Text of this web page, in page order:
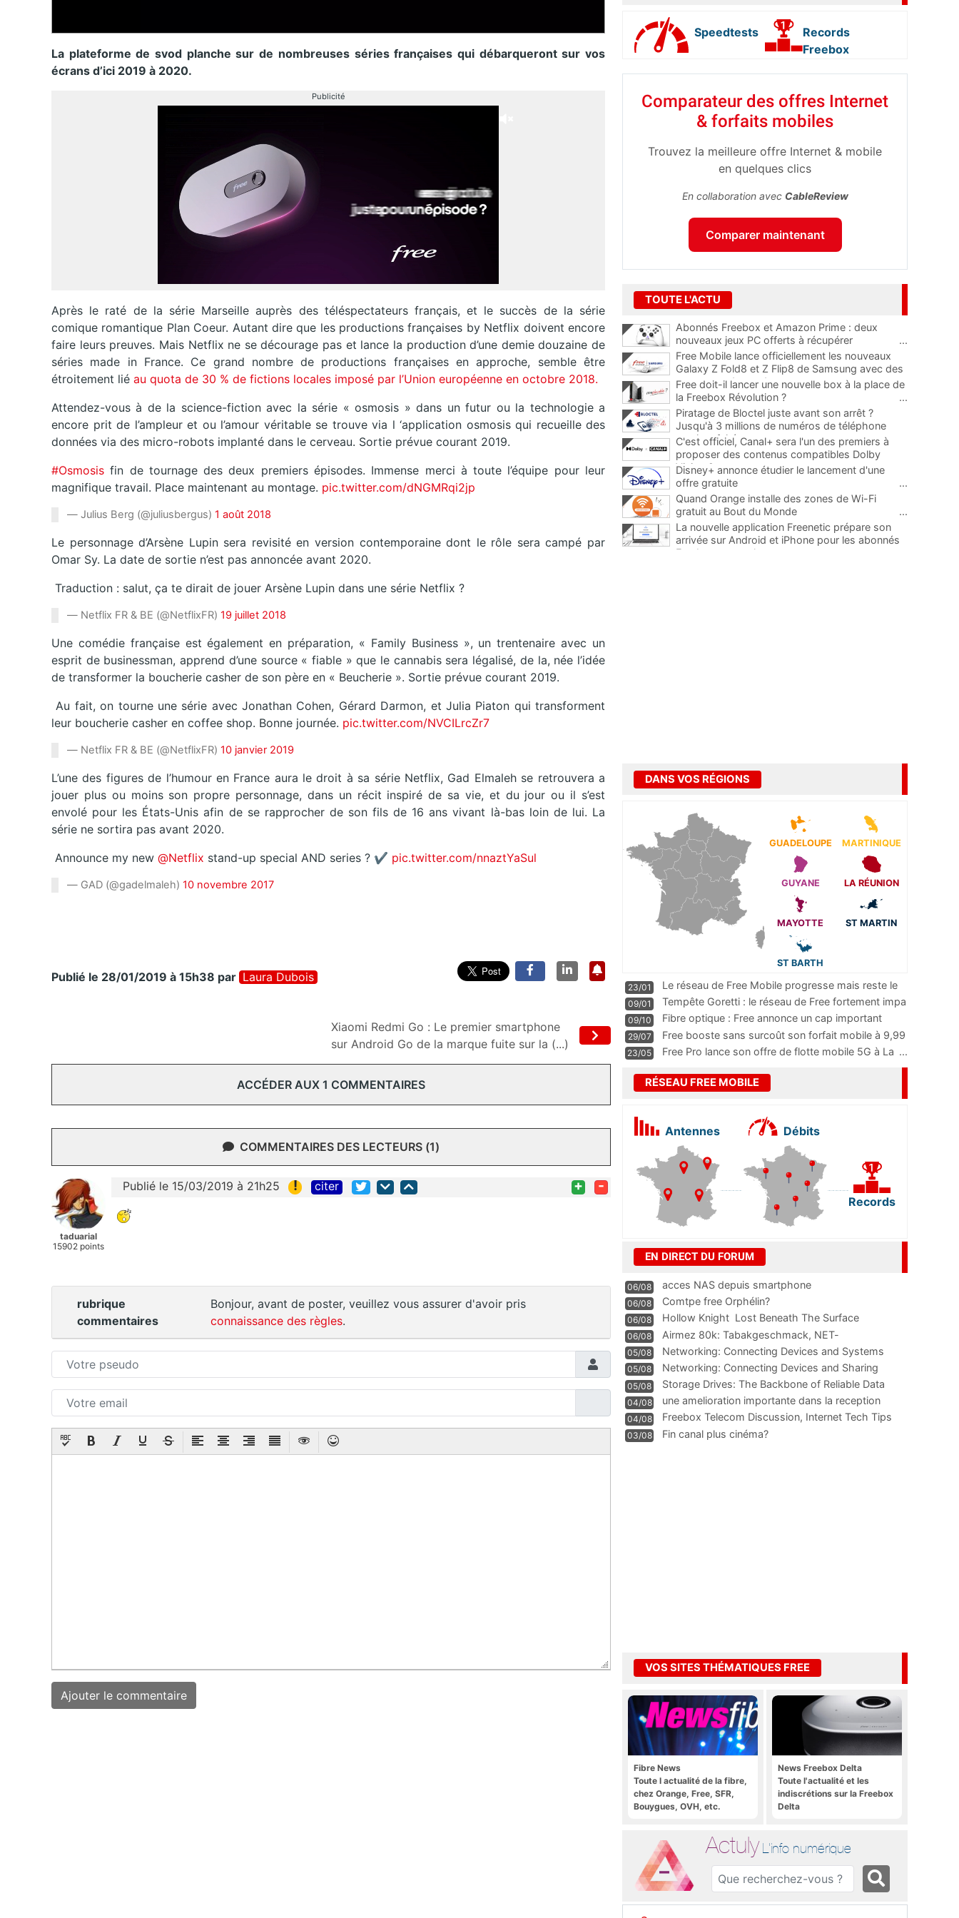
La plateforme de svod planche sur de nombreuses séries françaises qui débarqueront sur vos
écrans d’ici 2019 à 2020.
Publicité
Après le raté de la série Marseille auprès des téléspectateurs français, et le succès de la série
comique romantique Plan Coeur. Autant dire que les productions françaises by Netflix doivent encore
faire leurs preuves. Mais Netflix ne se décourage pas et lance la production d’une demie douzaine de
séries made in France. Ce grand nombre de productions françaises en approche, semble être
étroitement lié au quota de 30 % de fictions locales imposé par l’Union européenne en octobre 2018.
Attendez-vous à de la science-fiction avec la série « osmosis » dans un futur ou la technologie a
encore prit de l’ampleur et ou l’amour véritable se trouve via l ‘application osmosis qui recueille des
données via des micro-robots implanté dans le cerveau. Sortie prévue courant 2019.
#Osmosis fin de tournage des deux premiers épisodes. Immense merci à toute l’équipe pour leur
magnifique travail. Place maintenant au montage. pic.twitter.com/dNGMRqi2jp
— Julius Berg (@juliusbergus) 1 août 2018
Le personnage d’Arsène Lupin sera revisité en version contemporaine dont le rôle sera campé par
Omar Sy. La date de sortie n’est pas annoncée avant 2020.
Traduction : salut, ça te dirait de jouer Arsène Lupin dans une série Netflix ?
— Netflix FR & BE (@NetflixFR) 19 juillet 2018
Une comédie française est également en préparation, « Family Business », un trentenaire avec un
esprit de businessman, apprend d’une source « fiable » que le cannabis sera légalisé, de la, née l’idée
de transformer la boucherie casher de son père en « Beucherie ». Sortie prévue courant 2019.
Au fait, on tourne une série avec Jonathan Cohen, Gérard Darmon, et Julia Piaton qui transforment
leur boucherie casher en coffee shop. Bonne journée. pic.twitter.com/NVCILrcZr7
— Netflix FR & BE (@NetflixFR) 10 janvier 2019
L’une des figures de l’humour en France aura le droit à sa série Netflix, Gad Elmaleh se retrouvera a
jouer plus ou moins son propre personnage, dans un récit inspiré de sa vie, et du jour ou il s’est
envolé pour les États-Unis afin de se rapprocher de son fils de 16 ans vivant là-bas loin de lui. La
série ne sortira pas avant 2020.
Announce my new @Netflix stand-up special AND series ? ✔️ pic.twitter.com/nnaztYaSul
— GAD (@gadelmaleh) 10 novembre 2017
Publié le 28/01/2019 à 15h38 par Laura Dubois
Xiaomi Redmi Go : Le premier smartphone
sur Android Go de la marque fuite sur la (...)
ACCÉDER AUX 1 COMMENTAIRES
COMMENTAIRES DES LECTEURS (1)
taduarial
15902 points
Publié le 15/03/2019 à 21h25 ! citer + -
rubrique
commentaires
Bonjour, avant de poster, veuillez vous assurer d'avoir pris
connaissance des règles.
Speedtests
Records
Freebox
Comparateur des offres Internet
& forfaits mobiles
Trouvez la meilleure offre Internet & mobile
en quelques clics
En collaboration avec CableReview
Comparer maintenant
TOUTE L'ACTU
Abonnés Freebox et Amazon Prime : deux
nouveaux jeux PC offerts à récupérer
...
Free Mobile lance officiellement les nouveaux
Galaxy Z Fold8 et Z Flip8 de Samsung avec des
promos et des cadeaux
...
Free doit-il lancer une nouvelle box à la place de
la Freebox Révolution ?
...
Piratage de Bloctel juste avant son arrêt ?
Jusqu'à 3 millions de numéros de téléphone
auraient fuité
C'est officiel, Canal+ sera l'un des premiers à
proposer des contenus compatibles Dolby
Vision 2
Disney+ annonce étudier le lancement d'une
offre gratuite
...
Quand Orange installe des zones de Wi-Fi
gratuit au Bout du Monde
...
La nouvelle application Freenetic prépare son
arrivée sur Android et iPhone pour les abonnés
Freebox, testez la
DANS VOS RÉGIONS
GUADELOUPE MARTINIQUE
GUYANE LA RÉUNION
MAYOTTE ST MARTIN
ST BARTH
23/01
Le réseau de Free Mobile progresse mais reste le
m
...
09/01
Tempête Goretti : le réseau de Free fortement impa
09/10
Fibre optique : Free annonce un cap important
pass
...
29/07
Free booste sans surcoût son forfait mobile à 9,99
23/05 Free Pro lance son offre de flotte mobile 5G à La ...
RÉSEAU FREE MOBILE
Antennes Débits
Records
EN DIRECT DU FORUM
06/08 acces NAS depuis smartphone
06/08 Comtpe free Orphélin?
06/08 Hollow Knight  Lost Beneath The Surface
06/08
Airmez 80k: Tabakgeschmack, NET-
Technologie und Leistung im
05/08 Networking: Connecting Devices and Systems
05/08
Networking: Connecting Devices and Sharing
Information
05/08
Storage Drives: The Backbone of Reliable Data
Management
04/08
une amelioration importante dans la reception
WIFI
04/08
Freebox Telecom Discussion, Internet Tech Tips
Communi
03/08 Fin canal plus cinéma?
VOS SITES THÉMATIQUES FREE
Fibre News
Toute l actualité de la fibre,
chez Orange, Free, SFR,
Bouygues, OVH, etc.
News Freebox Delta
Toute l'actualité et les
indiscrétions sur la Freebox
Delta
Actuly L'info numérique